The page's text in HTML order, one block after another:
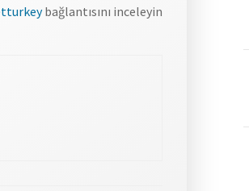
bağlantısını inceleyin